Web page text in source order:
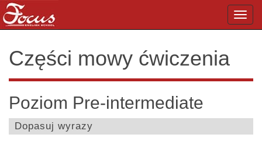
Części mowy ćwiczenia
Poziom Pre-intermediate
Dopasuj wyrazy